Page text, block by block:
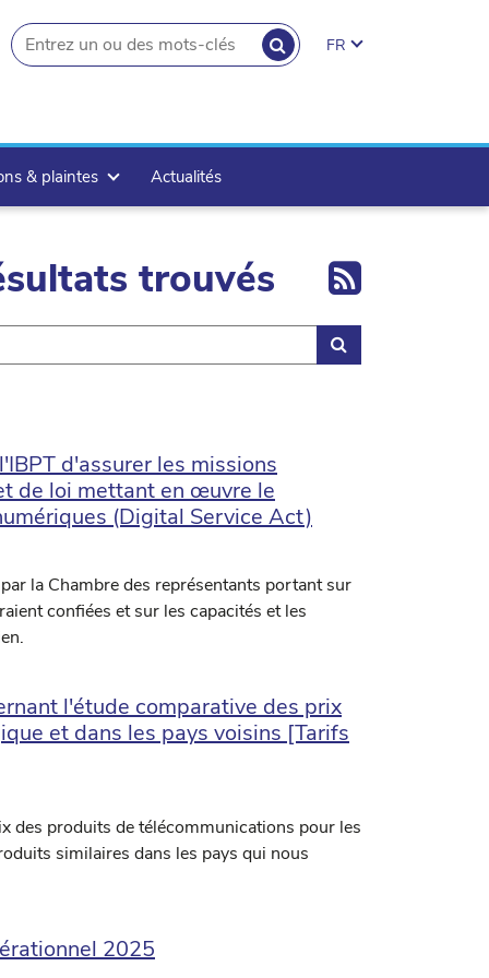
RECHERCHER
search.button
FR
& plaintes Actualités
trouvés Export
d'assurer les missions
de loi mettant en œuvre le
(Digital Service Act)
la Chambre des représentants portant sur
confiées et sur les capacités et les
l'étude comparative des prix
et dans les pays voisins [Tarifs
des produits de télécommunications pour les
similaires dans les pays qui nous
2025